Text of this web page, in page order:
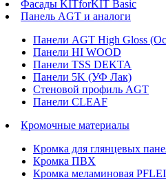
Фасады KITforKIT Basic
Панель AGT и аналоги
Панели AGT High Gloss
Панели HI WOOD
Панели TSS DEKTA
Панели 5K (УФ Лак)
Стеновой профиль AGT
Панели CLEAF
Кромочные материалы
Кромка для глянцевых
Кромка ПВХ
Кромка меламиновая